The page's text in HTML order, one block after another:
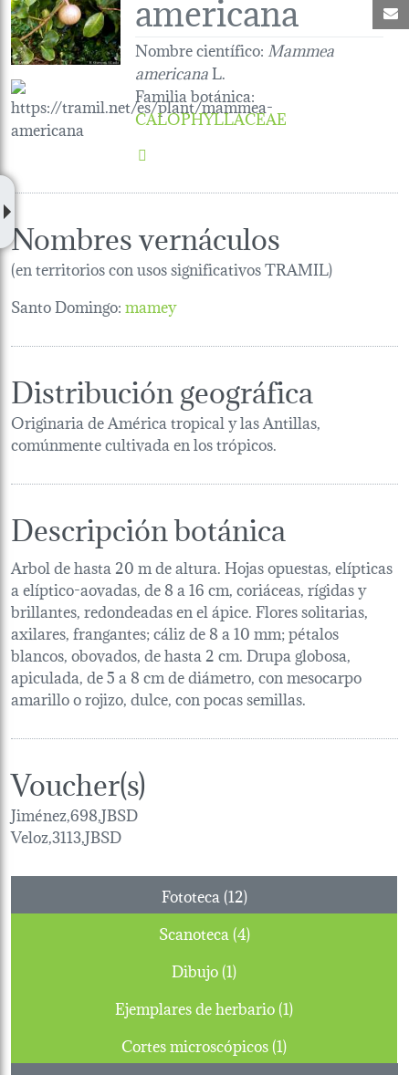
Nombre científico: Mammea
americanaL.
Familia botánica:
CALOPHYLLACEAE
Nombres vernáculos
(en territorios con usos significativos TRAMIL)
Santo Domingo:mamey
Distribución geográfica
Originaria de América tropical y las Antillas,
comúnmente cultivada en los trópicos.
Descripción botánica
Arbol de hasta 20 m de altura. Hojas opuestas, elípticas
a elíptico-aovadas, de 8 a 16 cm, coriáceas, rígidas y
brillantes, redondeadas en el ápice. Flores solitarias,
axilares, frangantes; cáliz de 8 a 10 mm; pétalos
blancos, obovados, de hasta 2 cm. Drupa globosa,
apiculada, de 5 a 8 cm de diámetro, con mesocarpo
amarillo o rojizo, dulce, con pocas semillas.
Voucher(s)
Jiménez,698,JBSD
Veloz,3113,JBSD
Fototeca (12)
Scanoteca (4)
Dibujo (1)
Ejemplares de herbario (1)
Cortes microscópicos (1)